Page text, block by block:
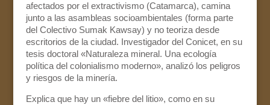
afectados por el extractivismo (Catamarca), camina
junto a las asambleas socioambientales (forma parte
del Colectivo Sumak Kawsay) y no teoriza desde
escritorios de la ciudad. Investigador del Conicet, en su
tesis doctoral «Naturaleza mineral. Una ecología
política del colonialismo moderno», analizó los peligros
y riesgos de la minería.
Explica que hay un «fiebre del litio», como en su